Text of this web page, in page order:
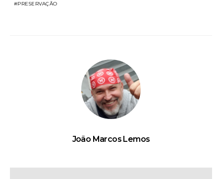
PRESERVAÇÃO
João Marcos Lemos